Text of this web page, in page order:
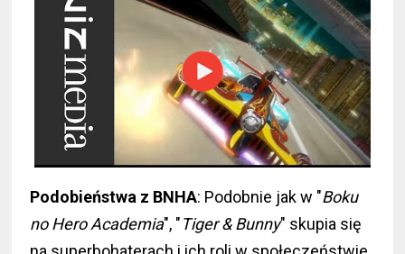
Podobieństwa z BNHA: Podobnie jak w "Boku
no Hero Academia", "Tiger & Bunny" skupia się